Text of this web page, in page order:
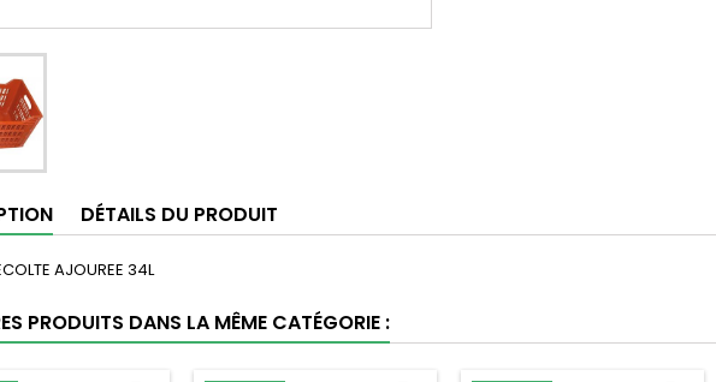
DÉTAILS DU PRODUIT
AJOUREE 34L
PRODUITS DANS LA MÊME CATÉGORIE :